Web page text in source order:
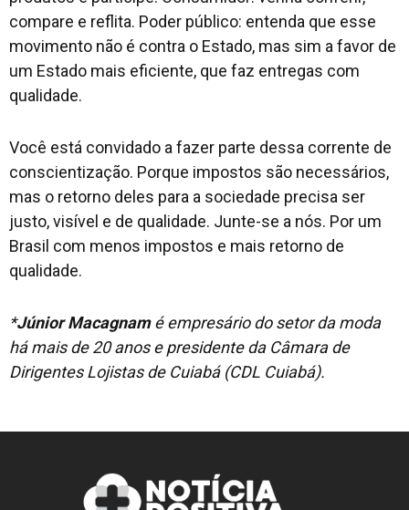
compare e reflita. Poder público: entenda que esse
movimento não é contra o Estado, mas sim a favor de
um Estado mais eficiente, que faz entregas com
qualidade.
Você está convidado a fazer parte dessa corrente de
conscientização. Porque impostos são necessários,
mas o retorno deles para a sociedade precisa ser
justo, visível e de qualidade. Junte-se a nós. Por um
Brasil com menos impostos e mais retorno de
qualidade.
*Júnior Macagnamé empresário do setor da moda
há mais de 20 anos e presidente da Câmara de
Dirigentes Lojistas de Cuiabá (CDL Cuiabá).